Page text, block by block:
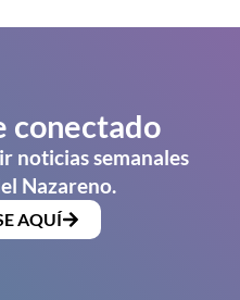
conectado
noticias semanales
Nazareno.
AQUÍ